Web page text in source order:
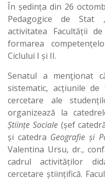
În ședința din 26
Pedagogice de Stat
activitatea Facultății
formarea
Ciclului I și II.
Senatul a menţionat
sistematic, acțiunile
cercetare ale
organizează la
Științe Sociale(șef
și catedra Geografie și
Valentina Ursu, dr.,
cadrul activităților
cercetare științifică.